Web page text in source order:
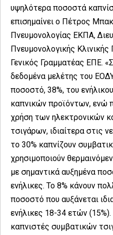
υψηλότερα ποσοστά
επισημαίνει ο Πέτρος
Πνευμονολογίας ΕΚΠΑ,
Πνευμονολογικής
Γενικός Γραμματέας ΕΠΕ.
δεδομένα μελέτης του
ποσοστό, 38%, του
καπνικών προϊόντων, ενώ
χρήση των ηλεκτρονικών
τσιγάρων, ιδιαίτερα στις
το 30% καπνίζουν
χρησιμοποιούν
με σημαντικά αυξημένα
ενήλικες. Το 8% κάνουν
ποσοστό που αυξάνεται
ενήλικες 18-34 ετών
καπνιστές συμβατικών